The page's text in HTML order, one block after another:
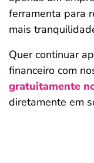
ferramenta para
mais
Quer continuar
financeiro com
gratuitamente
diretamente em